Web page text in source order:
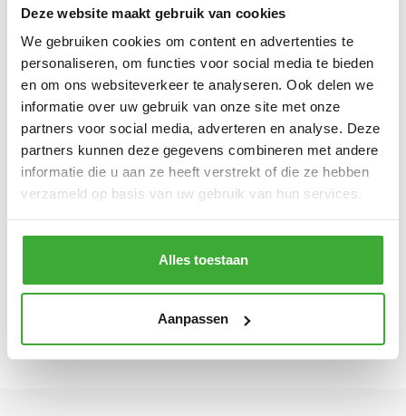
Deze website maakt gebruik van cookies
We gebruiken cookies om content en advertenties te
personaliseren, om functies voor social media te bieden
en om ons websiteverkeer te analyseren. Ook delen we
informatie over uw gebruik van onze site met onze
partners voor social media, adverteren en analyse. Deze
partners kunnen deze gegevens combineren met andere
informatie die u aan ze heeft verstrekt of die ze hebben
verzameld op basis van uw gebruik van hun services.
Alles toestaan
Aanpassen
Fräsen - Unisign Unipro 5
Fräsen - Hartford LG1570
Messen – Mitutoyo 3D-Messbank
Drehen - EST Ticino 520.3000